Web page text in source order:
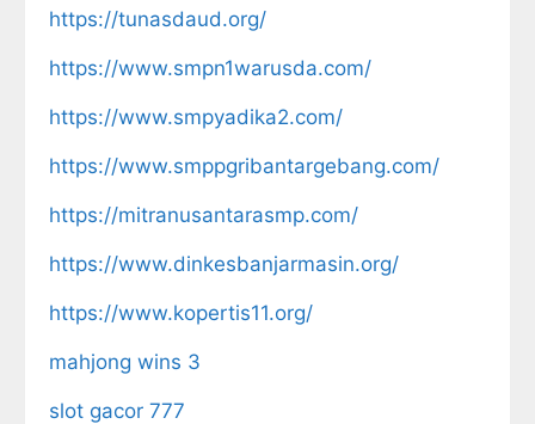
https://tunasdaud.org/
https://www.smpn1warusda.com/
https://www.smpyadika2.com/
https://www.smppgribantargebang.com/
https://mitranusantarasmp.com/
https://www.dinkesbanjarmasin.org/
https://www.kopertis11.org/
mahjong wins 3
slot gacor 777